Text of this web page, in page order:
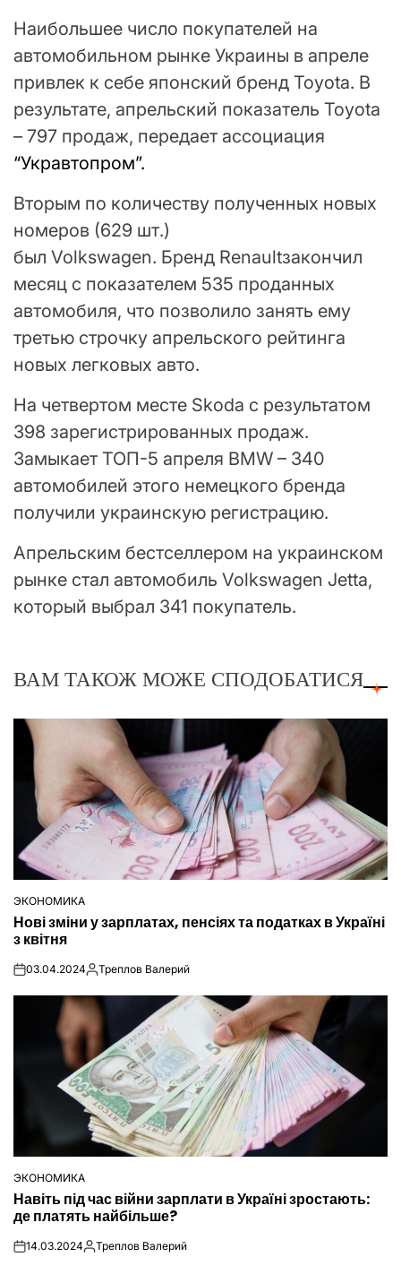
Наибольшее число покупателей на
автомобильном рынке Украины в апреле
привлек к себе японский бренд Toyota. В
результате, апрельский показатель Toyota
– 797 продаж, передает ассоциация
“Укравтопром”.
Вторым по количеству полученных новых
номеров (629 шт.)
был Volkswagen. Бренд Renaultзакончил
месяц с показателем 535 проданных
автомобиля, что позволило занять ему
третью строчку апрельского рейтинга
новых легковых авто.
На четвертом месте Skoda с результатом
398 зарегистрированных продаж.
Замыкает ТОП-5 апреля BMW – 340
автомобилей этого немецкого бренда
получили украинскую регистрацию.
Апрельским бестселлером на украинском
рынке стал автомобиль Volkswagen Jetta,
который выбрал 341 покупатель.
ВАМ ТАКОЖ МОЖЕ СПОДОБАТИСЯ
ОПУБЛІКУВАТИ
У
ЭКОНОМИКА
Нові зміни у зарплатах, пенсіях та податках в Україні
з квітня
on03.04.2024Опубліковано
Треплов Валерий
ОПУБЛІКУВАТИ
У
ЭКОНОМИКА
Навіть під час війни зарплати в Україні зростають:
де платять найбільше?
on14.03.2024Опубліковано
Треплов Валерий